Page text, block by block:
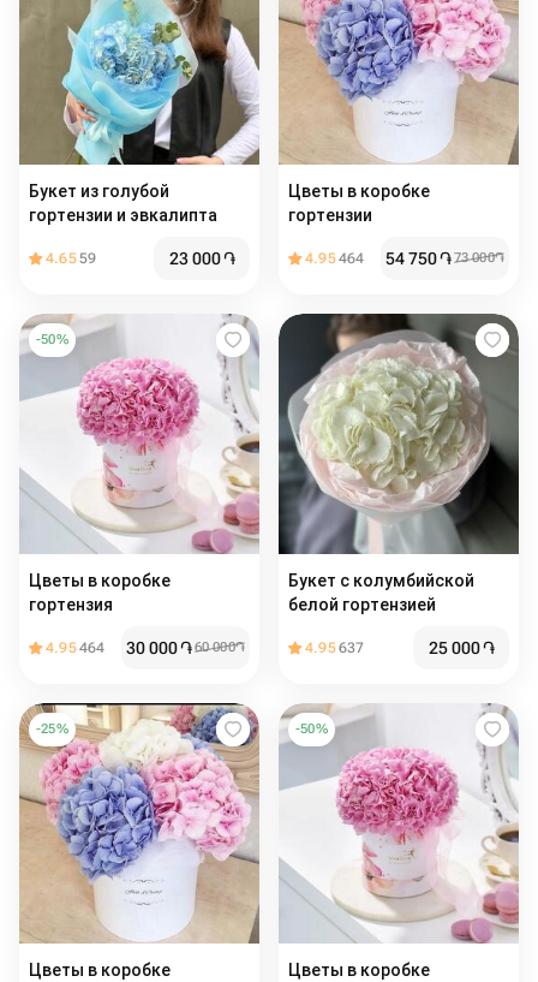
Букет из голубой
гортензии и эвкалипта
4.6559 23 000֏
Цветы в коробке
гортензии
4.95464 54 750֏73 000֏
-50%
Цветы в коробке
гортензия
4.95464 30 000֏60 000֏
Букет с колумбийской
белой гортензией
4.95637 25 000֏
-25%
Цветы в коробке
-50%
Цветы в коробке